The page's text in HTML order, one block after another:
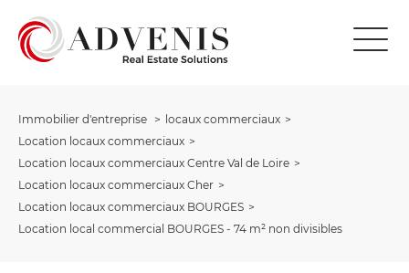
Immobilier d'entreprise
locaux commerciaux
Location locaux commerciaux
Location locaux commerciaux Centre Val de Loire
Location locaux commerciaux Cher
Location locaux commerciaux BOURGES
Location local commercial BOURGES - 74 m² non divisibles